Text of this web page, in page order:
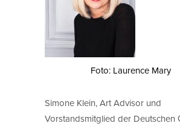
Foto: Laurence Mary
Simone Klein, Art Advisor und
Vorstandsmitglied der Deutschen